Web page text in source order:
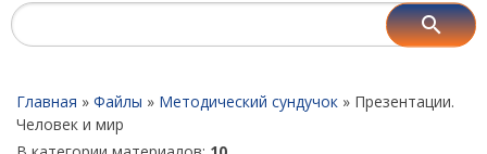
Главная » Файлы » Методический сундучок » Презентации.
Человек и мир